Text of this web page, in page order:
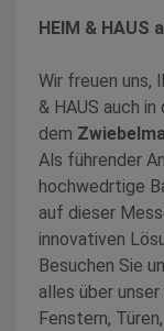
HEIM &
Wir freuen uns,
& HAUS auch
dem
Als führender
hochwedrtige
auf dieser
innovativen
Besuchen Sie
alles über
Fenstern,